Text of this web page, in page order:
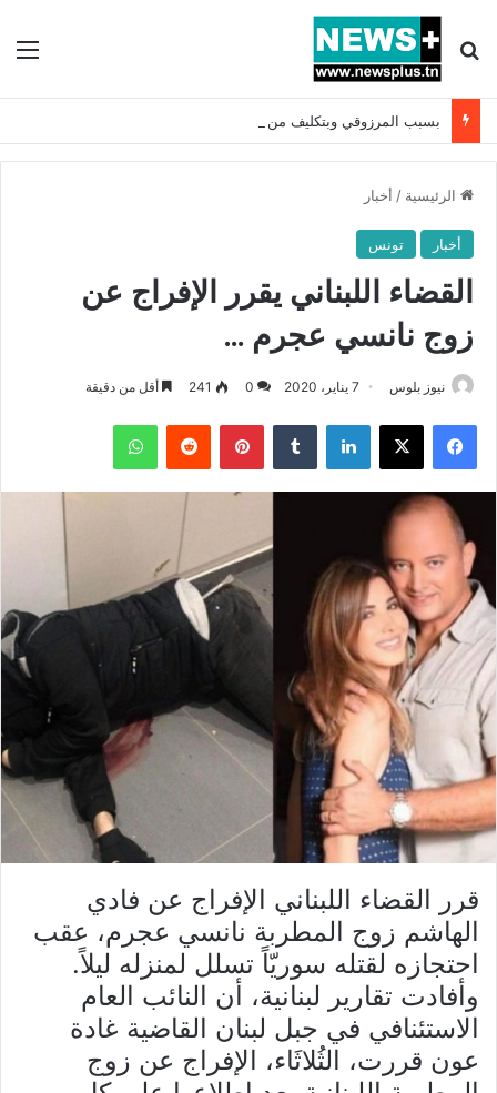
بحث عن
الرئيسية / أخبار
أخبار تونس
القضاء اللبناني يقرر الإفراج عن
زوج نانسي عجرم …
نيوز بلوس 7 يناير، 2020 0
241 أقل من دقيقة
فيسبوك X لينكدإن بينتيريست واتساب
قرر القضاء اللبناني الإفراج عن فادي
الهاشم زوج المطربة نانسي عجرم، عقب
احتجازه لقتله سوريّاً تسلل لمنزله ليلاً.
وأفادت تقارير لبنانية، أن النائب العام
الاستئنافي في جبل لبنان القاضية غادة
عون قررت، الثُلاثَاء، الإفراج عن زوج